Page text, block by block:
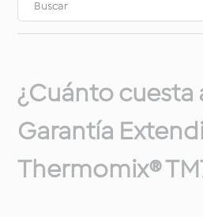
¿Cuánto cuesta
Garantía
Thermomix®